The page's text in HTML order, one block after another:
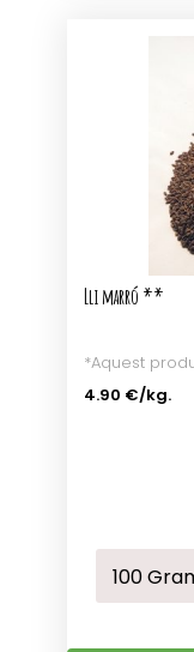
Lli marró **
*Aquest
4.90 €/kg.